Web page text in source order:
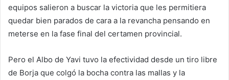
equipos salieron a buscar la victoria que les permitiera
quedar bien parados de cara a la revancha pensando en
meterse en la fase final del certamen provincial.
Pero el Albo de Yavi tuvo la efectividad desde un tiro libre
de Borja que colgó la bocha contra las mallas y la